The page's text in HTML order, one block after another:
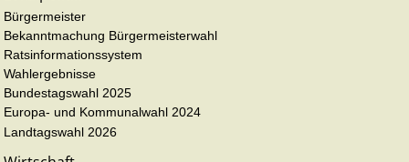
Bürgermeister
Bekanntmachung Bürgermeisterwahl
Ratsinformationssystem
Wahlergebnisse
Bundestagswahl 2025
Europa- und Kommunalwahl 2024
Landtagswahl 2026